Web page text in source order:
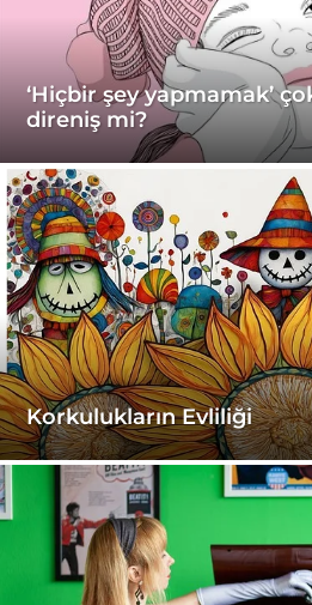
‘Hiçbir şey yapmamak’
direniş mi?
Korkulukların Evliliği